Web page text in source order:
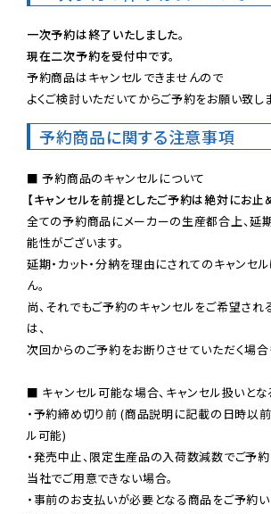
一次予約は終了いたしました。
現在二次予約を受付中です。
予約商品はキャンセルできませんので
よくご検討いただいてからご予約をお願い致しま
予約商品に関する注意事項
【キャンセルを前提としたご予約は絶対にお止
全ての予約商品にメーカーの生産都合上、延期
能性がございます。
延期・カット・分納を理由にされてのキャンセ
ん。
尚、それでもご予約のキャンセルをご希望され
は、
次回からのご予約をお断りさせていただく場合
■ キャンセル可能な場合、キャンセル扱いと
・予約締め切り前 (商品説明に記載の日時以
ル可能)
・発売中止、限定生産品の入荷数減数でご予
当社でご用意できない場合。
・事前のお支払いが必要となる商品をご予約